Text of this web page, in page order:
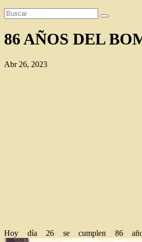
86 AÑOS DEL
Abr 26, 2023
Hoy día 26 se cumplen 86